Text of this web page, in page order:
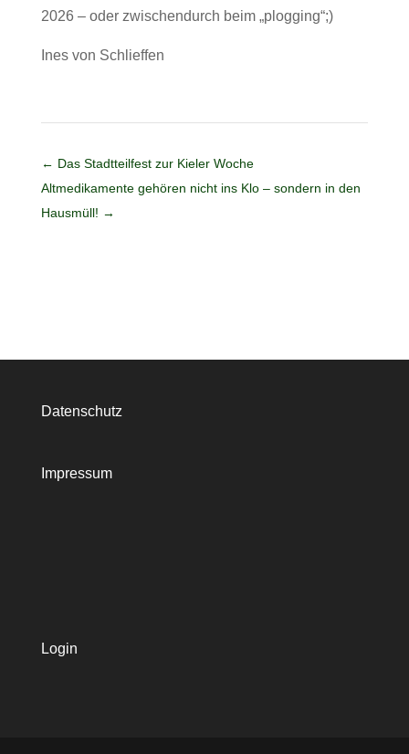
2026 – oder zwischendurch beim „plogging“;)
Ines von Schlieffen
← Das Stadtteilfest zur Kieler Woche
Altmedikamente gehören nicht ins Klo – sondern in den
Hausmüll! →
Datenschutz
Impressum
Login